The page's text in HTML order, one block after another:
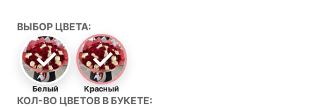
ВЫБОР ЦВЕТА:
Белый Красный
КОЛ-ВО ЦВЕТОВ В БУКЕТЕ: